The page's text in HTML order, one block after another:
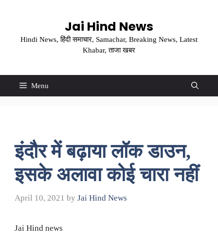
Jai Hind News
Hindi News, हिंदी समाचार, Samachar, Breaking News, Latest
Khabar, ताजा खबर
Menu
इंदौर में बढ़ाया लॉक डाउन,
इसके अलावा कोई चारा नहीं
April 10, 2021 by Jai Hind News
Jai Hind news